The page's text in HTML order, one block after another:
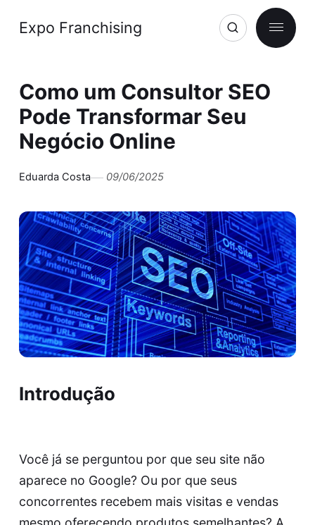
Expo Franchising
Como um Consultor SEO
Pode Transformar Seu
Negócio Online
Eduarda Costa 09/06/2025
Introdução
Você já se perguntou por que seu site não
aparece no Google? Ou por que seus
concorrentes recebem mais visitas e vendas